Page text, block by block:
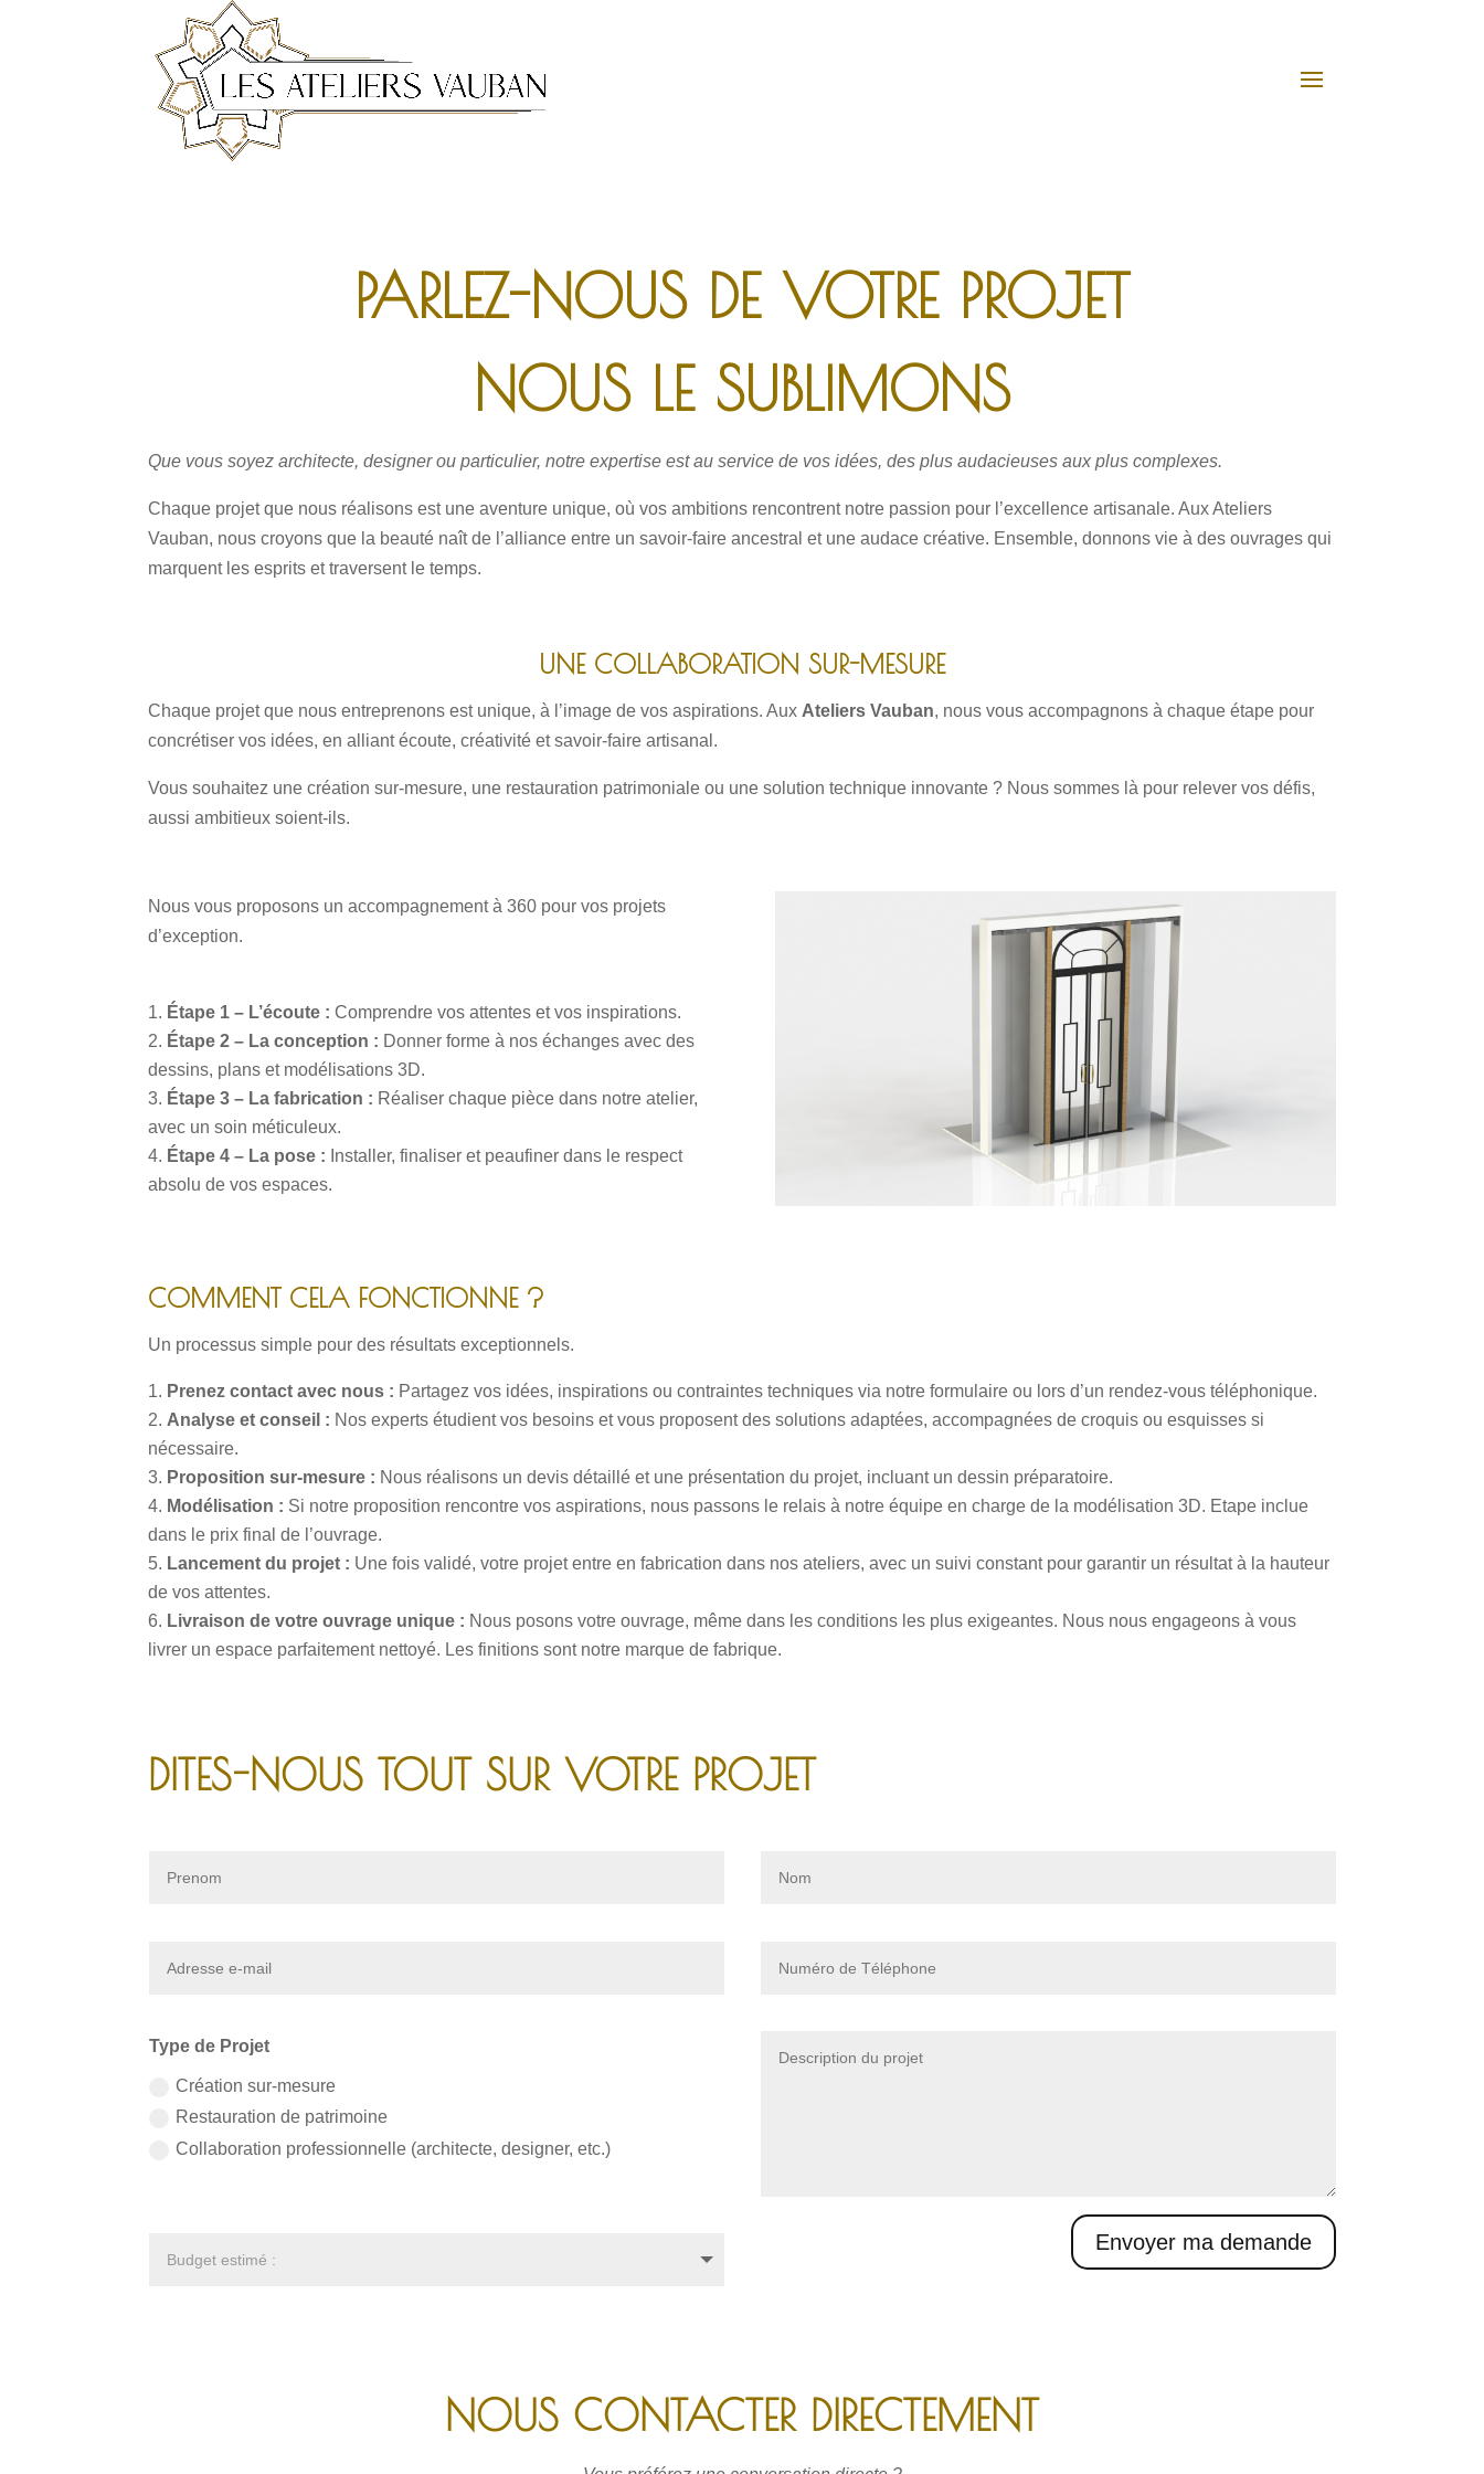
PARLEZ-NOUS DE VOTRE PROJET
NOUS LE SUBLIMONS
Que vous soyez architecte, designer ou particulier, notre expertise est au service de vos idées, des plus audacieuses aux plus complexes.
Chaque projet que nous réalisons est une aventure unique, où vos ambitions rencontrent notre passion pour l’excellence artisanale. Aux Ateliers
Vauban, nous croyons que la beauté naît de l’alliance entre un savoir-faire ancestral et une audace créative. Ensemble, donnons vie à des ouvrages qui
marquent les esprits et traversent le temps.
UNE COLLABORATION SUR-MESURE
Chaque projet que nous entreprenons est unique, à l’image de vos aspirations. Aux Ateliers Vauban, nous vous accompagnons à chaque étape pour
concrétiser vos idées, en alliant écoute, créativité et savoir-faire artisanal.
Vous souhaitez une création sur-mesure, une restauration patrimoniale ou une solution technique innovante ? Nous sommes là pour relever vos défis,
aussi ambitieux soient-ils.
Nous vous proposons un accompagnement à 360 pour vos projets
d’exception.
Étape 1 – L’écoute : Comprendre vos attentes et vos inspirations.
Étape 2 – La conception : Donner forme à nos échanges avec des
dessins, plans et modélisations 3D.
Étape 3 – La fabrication : Réaliser chaque pièce dans notre atelier,
avec un soin méticuleux.
Étape 4 – La pose : Installer, finaliser et peaufiner dans le respect
absolu de vos espaces.
COMMENT CELA FONCTIONNE ?
Un processus simple pour des résultats exceptionnels.
Prenez contact avec nous : Partagez vos idées, inspirations ou contraintes techniques via notre formulaire ou lors d’un rendez-vous téléphonique.
Analyse et conseil : Nos experts étudient vos besoins et vous proposent des solutions adaptées, accompagnées de croquis ou esquisses si
nécessaire.
Proposition sur-mesure : Nous réalisons un devis détaillé et une présentation du projet, incluant un dessin préparatoire.
Modélisation : Si notre proposition rencontre vos aspirations, nous passons le relais à notre équipe en charge de la modélisation 3D. Etape inclue
dans le prix final de l’ouvrage.
Lancement du projet : Une fois validé, votre projet entre en fabrication dans nos ateliers, avec un suivi constant pour garantir un résultat à la hauteur
de vos attentes.
Livraison de votre ouvrage unique : Nous posons votre ouvrage, même dans les conditions les plus exigeantes. Nous nous engageons à vous
livrer un espace parfaitement nettoyé. Les finitions sont notre marque de fabrique.
DITES-NOUS TOUT SUR VOTRE PROJET
Type de Projet
Création sur-mesure
Restauration de patrimoine
Collaboration professionnelle (architecte, designer, etc.)
Envoyer ma demande
NOUS CONTACTER DIRECTEMENT